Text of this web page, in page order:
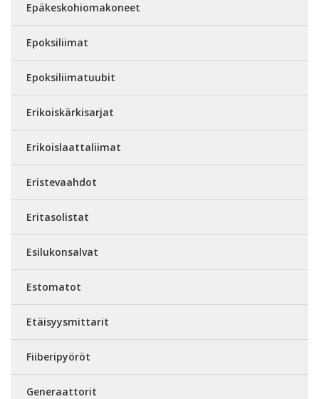
Epäkeskohiomakoneet
Epoksiliimat
Epoksiliimatuubit
Erikoiskärkisarjat
Erikoislaattaliimat
Eristevaahdot
Eritasolistat
Esilukonsalvat
Estomatot
Etäisyysmittarit
Fiiberipyöröt
Generaattorit